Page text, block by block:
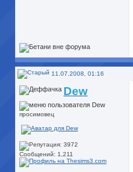
11.07.2008, 01:16
Dew
просимовец
Сообщений: 1,211